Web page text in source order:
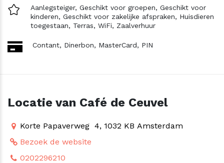
Aanlegsteiger,Geschikt voor groepen,Geschikt voor
kinderen,Geschikt voor zakelijke afspraken, Huisdieren
toegestaan, Terras,WiFi, Zaalverhuur
Contant, Dinerbon, MasterCard, PIN
Locatie van Café de Ceuvel
Korte Papaverweg 4, 1032 KB Amsterdam
Bezoek de website
0202296210